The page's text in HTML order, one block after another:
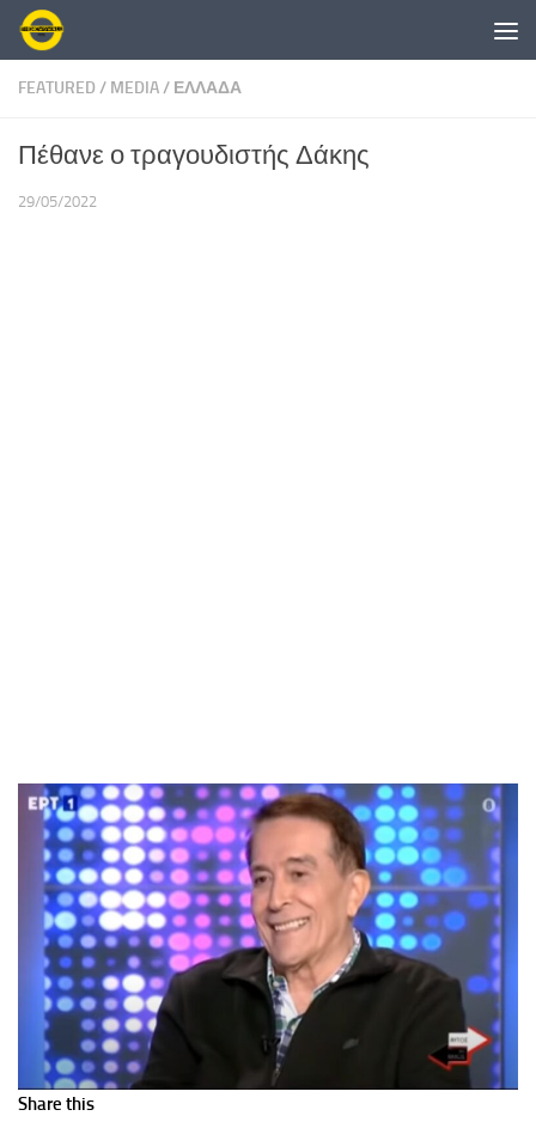
Skip to content
FEATURED / MEDIA/ ΕΛΛΑΔΑ
Πέθανε ο τραγουδιστής Δάκης
29/05/2022
Share this